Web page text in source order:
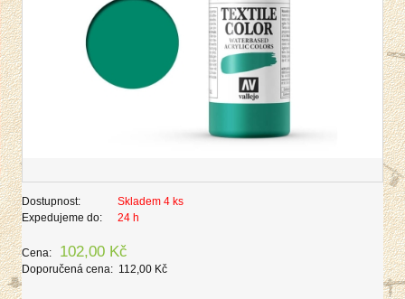
Dostupnost:
Skladem 4 ks
Expedujeme do:
24 h
Cena: 102,00 Kč
Doporučená cena: 112,00 Kč